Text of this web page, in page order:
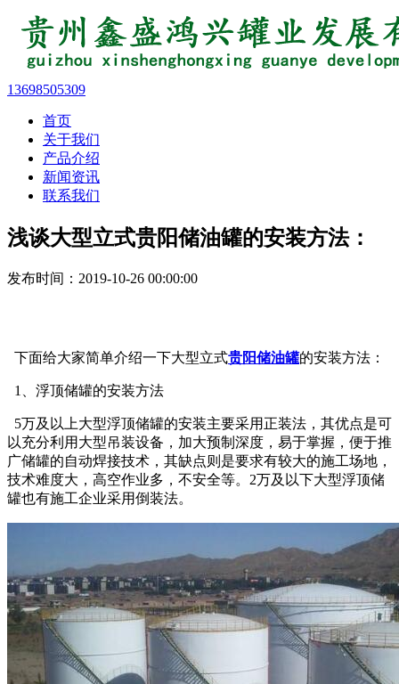
13698505309
首页
关于我们
产品介绍
新闻资讯
联系我们
浅谈大型立式贵阳储油罐的安装方法：
发布时间：2019-10-26 00:00:00
下面给大家简单介绍一下大型立式贵阳储油罐的安装方法：
1、浮顶储罐的安装方法
5万及以上大型浮顶储罐的安装主要采用正装法，其优点是可
以充分利用大型吊装设备，加大预制深度，易于掌握，便于推
广储罐的自动焊接技术，其缺点则是要求有较大的施工场地，
技术难度大，高空作业多，不安全等。2万及以下大型浮顶储
罐也有施工企业采用倒装法。